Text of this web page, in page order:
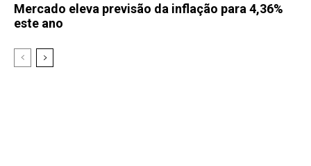
Mercado eleva previsão da inflação para 4,36%
este ano